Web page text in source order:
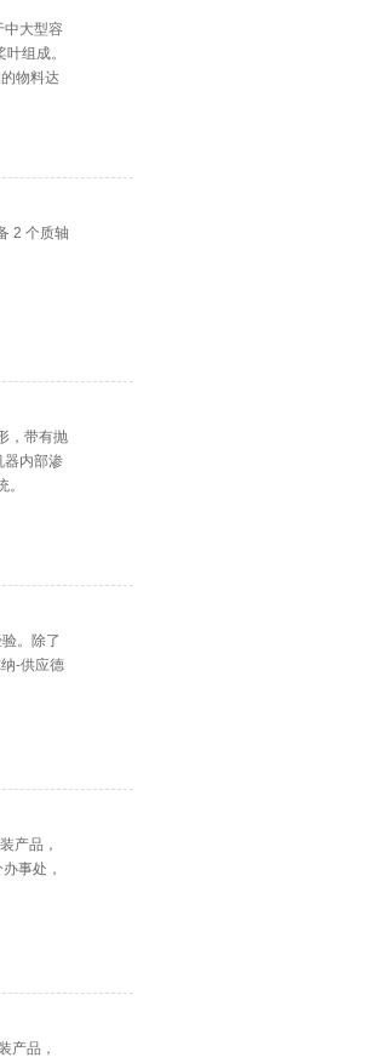
大型容
组成。
物料达
封方式
2 个质轴
，带有抛
器内部渗
。除了
-供应德
产品，
事处，
产品，